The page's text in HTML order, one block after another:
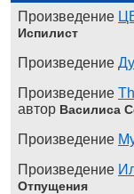
Произведение
Испилист
Произведение
Произведение
автор Василиса
Произведение
Произведение
Отпущения